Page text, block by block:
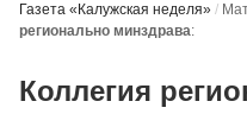
Газета «Калужская неделя» /
регионально минздрава:
Коллегия